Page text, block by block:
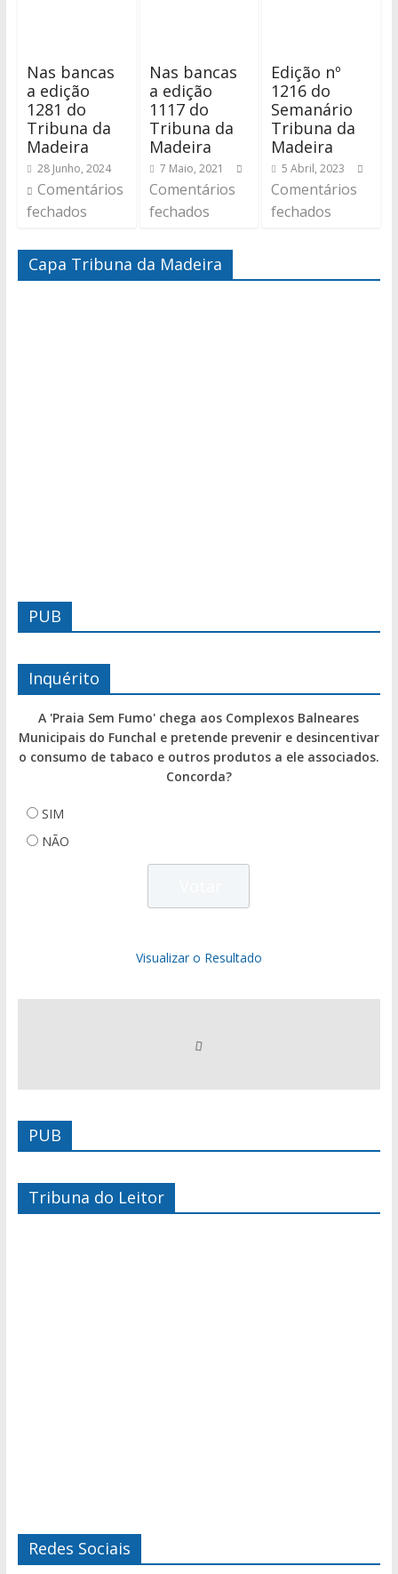
Nas bancas
a edição
1281 do
Tribuna da
Madeira
28 Junho, 2024
Comentários
fechados
Nas bancas
a edição
1117 do
Tribuna da
Madeira
7 Maio, 2021
Comentários
fechados
Edição nº
1216 do
Semanário
Tribuna da
Madeira
5 Abril, 2023
Comentários
fechados
Capa Tribuna da Madeira
PUB
Inquérito
A 'Praia Sem Fumo' chega aos Complexos Balneares
Municipais do Funchal e pretende prevenir e desincentivar
o consumo de tabaco e outros produtos a ele associados.
Concorda?
SIM
NÃO
Visualizar o Resultado
PUB
Tribuna do Leitor
Redes Sociais